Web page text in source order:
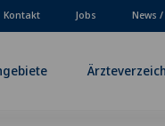
Kontakt Jobs News